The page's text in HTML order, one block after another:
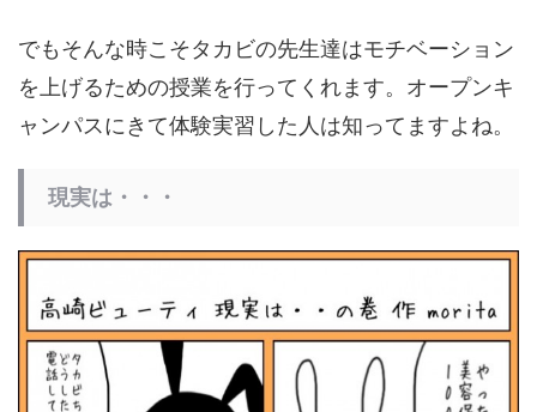
でもそんな時こそタカビの先生達はモチベーション
を上げるための授業を行ってくれます。オープンキ
ャンパスにきて体験実習した人は知ってますよね。
現実は・・・